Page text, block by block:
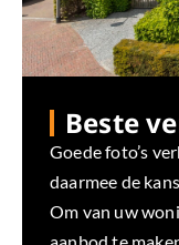
Beste
Goede foto’s
daarmee de
Om van uw